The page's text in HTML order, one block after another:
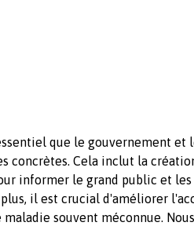
que le gouvernement et
concrètes. Cela inclut la
informer le grand public et les
il est crucial d'améliorer
souvent méconnue.